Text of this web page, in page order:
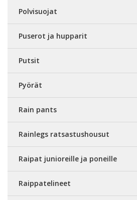
Polvisuojat
Puserot ja hupparit
Putsit
Pyörät
Rain pants
Rainlegs ratsastushousut
Raipat junioreille ja poneille
Raippatelineet